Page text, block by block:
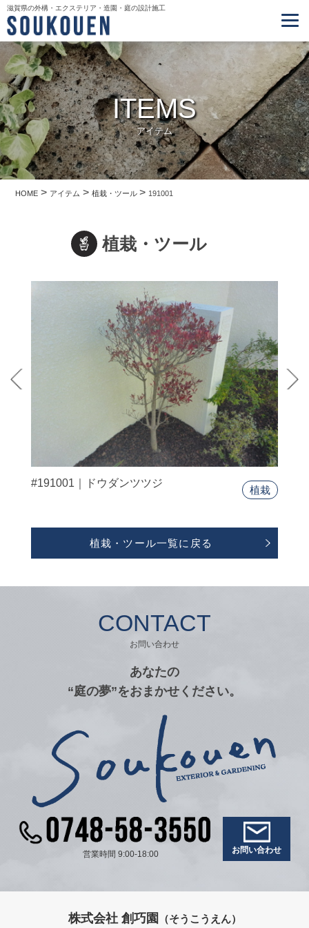
滋賀県の外構・エクステリア・造園・庭の設計施工
ITEMS
アイテム
HOME > アイテム >植栽・ツール> 191001
植栽・ツール
#191001｜ドウダンツツジ
植栽
植栽・ツール一覧に戻る
CONTACT
お問い合わせ
あなたの
“庭の夢”をおまかせください。
営業時間 9:00-18:00 お問い合わせ
株式会社 創巧園 （そうこうえん）